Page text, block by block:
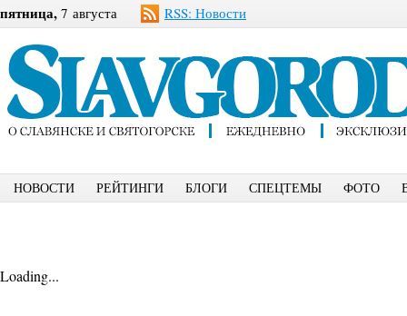
пятница, 7 августа RSS: Новости
НОВОСТИ РЕЙТИНГИ БЛОГИ СПЕЦТЕМЫ ФОТО
Loading...